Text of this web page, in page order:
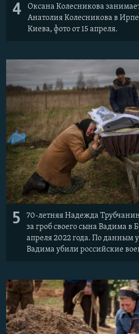
4
Оксана Колесникова
Анатолия Колесникова в
Киева, фото от 15 апреля.
5
70-летняя Надежда
за гроб своего сына Вадима в
апреля 2022 года. По данным
Вадима убили российские